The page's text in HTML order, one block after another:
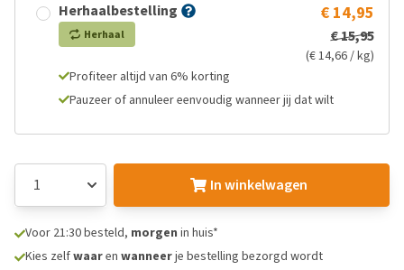
Herhaalbestelling
Herhaal
€ 14,95
€ 15,95
(€ 14,66 / kg)
Profiteer altijd van 6% korting
Pauzeer of annuleer eenvoudig wanneer jij dat wilt
In winkelwagen
Voor 21:30 besteld, morgen in huis*
Kies zelfwaaren wanneerje bestelling bezorgd wordt